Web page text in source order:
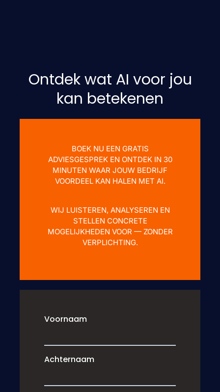
Ontdek wat AI voor jou
kan betekenen
BOEK NU EEN GRATIS
ADVIESGESPREK EN ONTDEK IN 30
MINUTEN WAAR JOUW BEDRIJF
VOORDEEL KAN HALEN MET AI.
WIJ LUISTEREN, ANALYSEREN EN
STELLEN CONCRETE
MOGELIJKHEDEN VOOR — ZONDER
VERPLICHTING.